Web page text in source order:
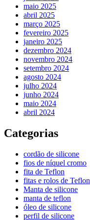
maio 2025
abril 2025
março 2025
fevereiro 2025
janeiro 2025
dezembro 2024
novembro 2024
setembro 2024
agosto 2024
julho 2024
junho 2024
maio 2024
abril 2024
Categorias
cordão de silicone
fios de níquel cromo
fita de Teflon
fitas e rolos de Teflon
Manta de silicone
manta de teflon
óleo de silicone
perfil de silicone